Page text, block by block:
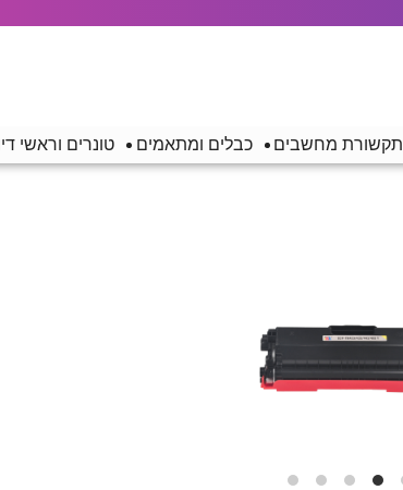
תקשורת מחשבים כבלים ומתאמים טונרים וראשי